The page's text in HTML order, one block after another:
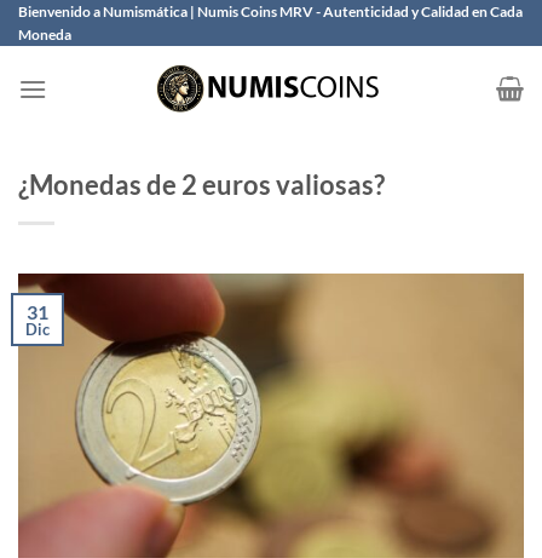
Saltar
al
Bienvenido a Numismática | Numis Coins MRV - Autenticidad y Calidad en Cada
Moneda
¿Monedas de 2 euros valiosas?
31
Dic